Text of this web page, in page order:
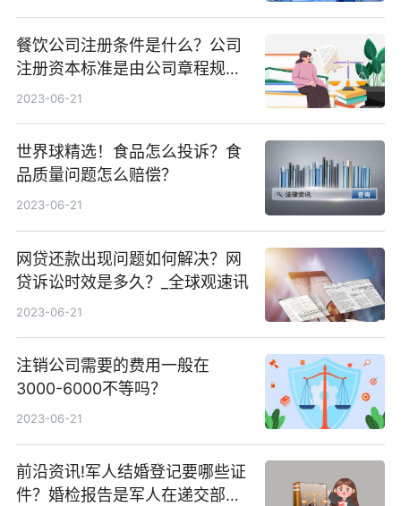
餐饮公司注册条件是什么？公司
注册资本标准是由公司章程规定
吗？-天天资讯
2023-06-21
世界球精选！食品怎么投诉？食
品质量问题怎么赔偿？
2023-06-21
网贷还款出现问题如何解决？网
贷诉讼时效是多久？_全球观速讯
2023-06-21
注销公司需要的费用一般在
3000-6000不等吗？
2023-06-21
前沿资讯!军人结婚登记要哪些证
件？婚检报告是军人在递交部队